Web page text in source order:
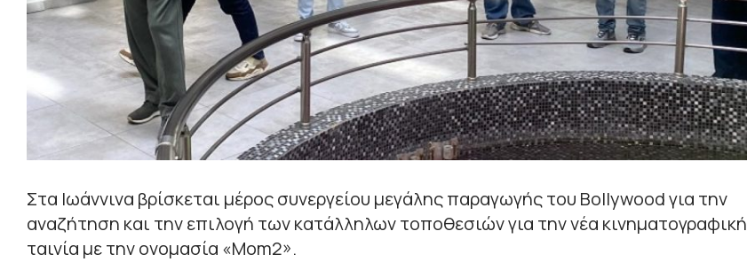
Στα Ιωάννινα βρίσκεται μέρος συνεργείου μεγάλης παραγωγής του Bollywood για την
αναζήτηση και την επιλογή των κατάλληλων τοποθεσιών για την νέα κινηματογραφική
ταινία με την ονομασία «Mom2».